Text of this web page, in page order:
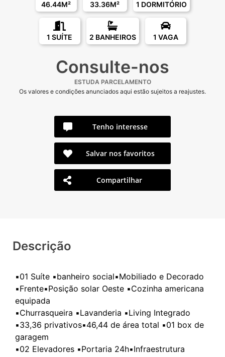
46.44M² 33.36M² 1 DORMITÓRIO
1 SUÍTE 2 BANHEIROS 1 VAGA
Consulte-nos
ESTUDA PARCELAMENTO
Os valores e condições anunciados aqui estão sujeitos a reajustes.
Tenho interesse
Salvar nos favoritos
Compartilhar
Descrição
▪️01 Suíte ▪️banheiro social▪️Mobiliado e Decorado
▪️Frente▪️Posição solar Oeste ▪️Cozinha americana
equipada
▪️Churrasqueira ▪️Lavanderia ▪️Living Integrado
▪️33,36 privativos▪️46,44 de área total ▪️01 box de
garagem
▪️02 Elevadores ▪️Portaria 24h▪️Infraestrutura